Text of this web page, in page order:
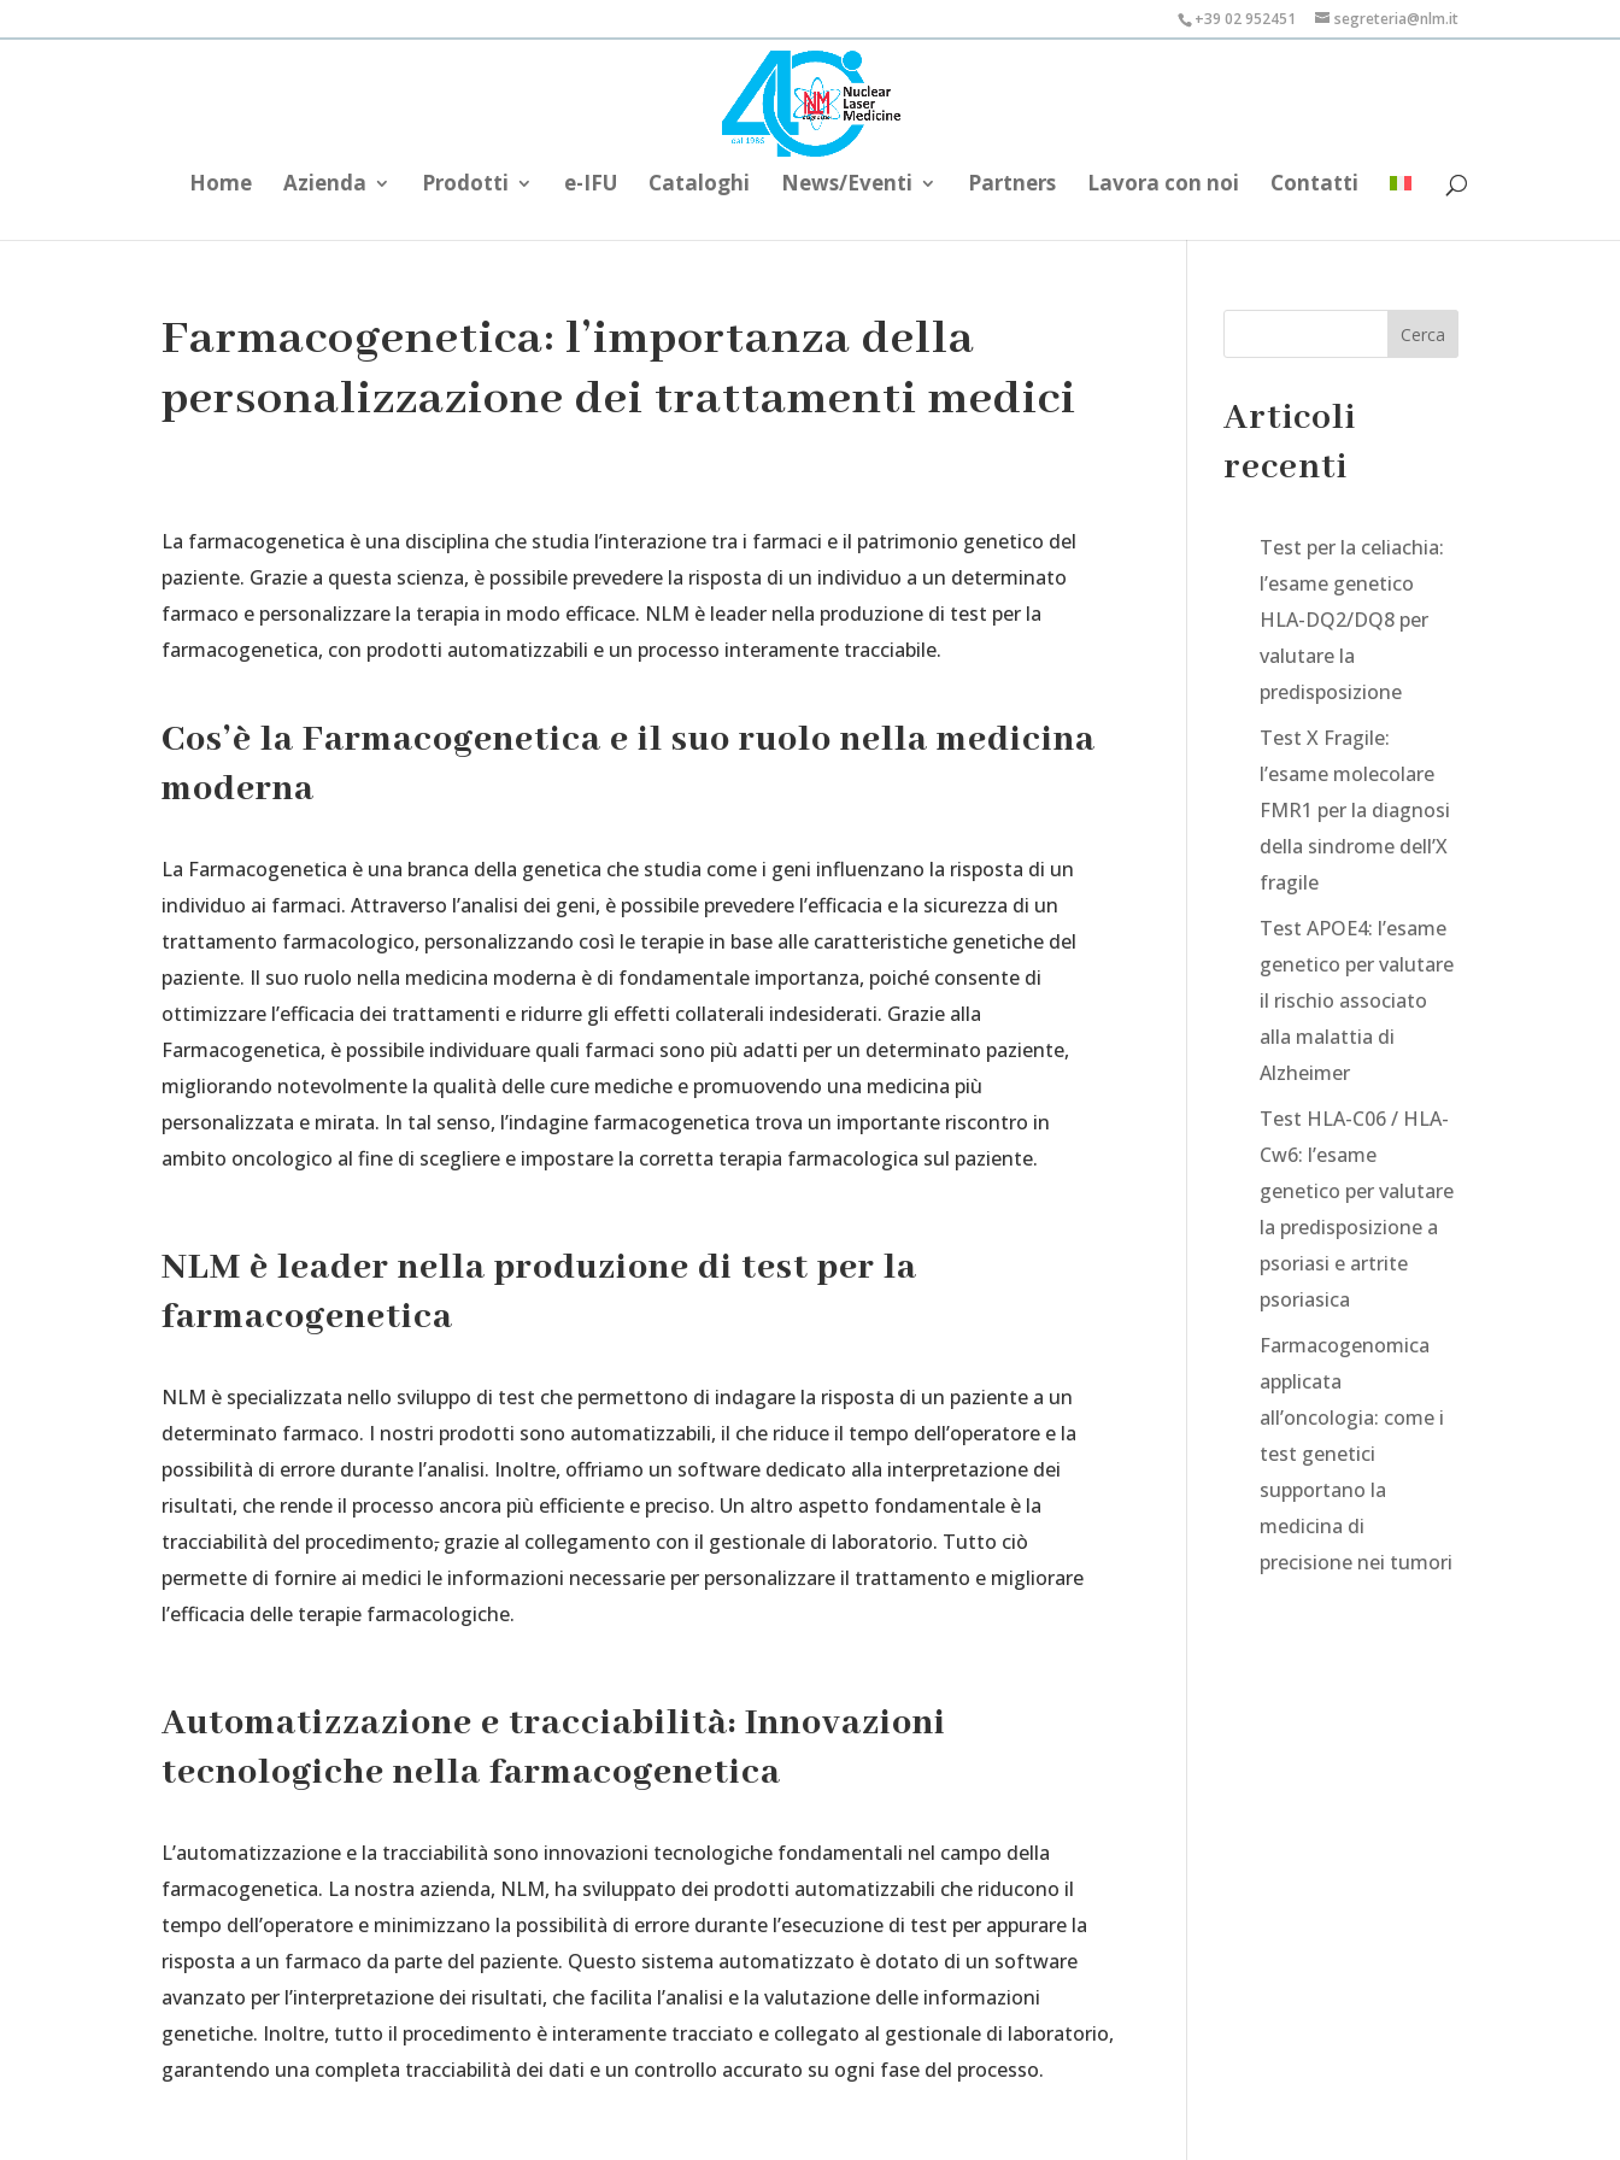
+39 02 952451 segreteria@nlm.it
Home Azienda Prodotti e-IFU Cataloghi News/Eventi Partners Lavora con noi Contatti
Farmacogenetica: l’importanza della
personalizzazione dei trattamenti medici
La farmacogenetica è una disciplina che studia l’interazione tra i farmaci e il patrimonio genetico del
paziente. Grazie a questa scienza, è possibile prevedere la risposta di un individuo a un determinato
farmaco e personalizzare la terapia in modo efficace. NLM è leader nella produzione di test per la
farmacogenetica, con prodotti automatizzabili e un processo interamente tracciabile.
Cos’è la Farmacogenetica e il suo ruolo nella medicina
moderna
La Farmacogenetica è una branca della genetica che studia come i geni influenzano la risposta di un
individuo ai farmaci. Attraverso l’analisi dei geni, è possibile prevedere l’efficacia e la sicurezza di un
trattamento farmacologico, personalizzando così le terapie in base alle caratteristiche genetiche del
paziente. Il suo ruolo nella medicina moderna è di fondamentale importanza, poiché consente di
ottimizzare l’efficacia dei trattamenti e ridurre gli effetti collaterali indesiderati. Grazie alla
Farmacogenetica, è possibile individuare quali farmaci sono più adatti per un determinato paziente,
migliorando notevolmente la qualità delle cure mediche e promuovendo una medicina più
personalizzata e mirata. In tal senso, l’indagine farmacogenetica trova un importante riscontro in
ambito oncologico al fine di scegliere e impostare la corretta terapia farmacologica sul paziente.
NLM è leader nella produzione di test per la
farmacogenetica
NLM è specializzata nello sviluppo di test che permettono di indagare la risposta di un paziente a un
determinato farmaco. I nostri prodotti sono automatizzabili, il che riduce il tempo dell’operatore e la
possibilità di errore durante l’analisi. Inoltre, offriamo un software dedicato alla interpretazione dei
risultati, che rende il processo ancora più efficiente e preciso. Un altro aspetto fondamentale è la
tracciabilità del procedimento,grazie al collegamento con il gestionale di laboratorio. Tutto ciò
permette di fornire ai medici le informazioni necessarie per personalizzare il trattamento e migliorare
l’efficacia delle terapie farmacologiche.
Automatizzazione e tracciabilità: Innovazioni
tecnologiche nella farmacogenetica
L’automatizzazione e la tracciabilità sono innovazioni tecnologiche fondamentali nel campo della
farmacogenetica. La nostra azienda, NLM, ha sviluppato dei prodotti automatizzabili che riducono il
tempo dell’operatore e minimizzano la possibilità di errore durante l’esecuzione di test per appurare la
risposta a un farmaco da parte del paziente. Questo sistema automatizzato è dotato di un software
avanzato per l’interpretazione dei risultati, che facilita l’analisi e la valutazione delle informazioni
genetiche. Inoltre, tutto il procedimento è interamente tracciato e collegato al gestionale di laboratorio,
garantendo una completa tracciabilità dei dati e un controllo accurato su ogni fase del processo.
Cerca
Articoli
recenti
Test per la celiachia:
l’esame genetico
HLA-DQ2/DQ8 per
valutare la
predisposizione
Test X Fragile:
l’esame molecolare
FMR1 per la diagnosi
della sindrome dell’X
fragile
Test APOE4: l’esame
genetico per valutare
il rischio associato
alla malattia di
Alzheimer
Test HLA-C06 / HLA-
Cw6: l’esame
genetico per valutare
la predisposizione a
psoriasi e artrite
psoriasica
Farmacogenomica
applicata
all’oncologia: come i
test genetici
supportano la
medicina di
precisione nei tumori